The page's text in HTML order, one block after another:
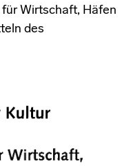
Wirtschaft, Häfen
des